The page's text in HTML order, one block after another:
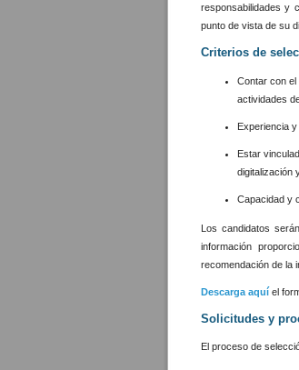
responsabilidades y
punto de vista de su
Criterios de
Contar con el
actividades
Experiencia
Estar
digitalización
Capacidad y
Los candidatos
información
recomendación de la
Descarga aquí el
Solicitudes y
El proceso de